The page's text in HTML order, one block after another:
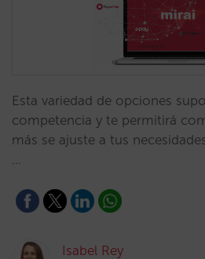
Esta variedad de opciones
competencia y te permitirá
más se ajuste a tus
…
Isabel Rey